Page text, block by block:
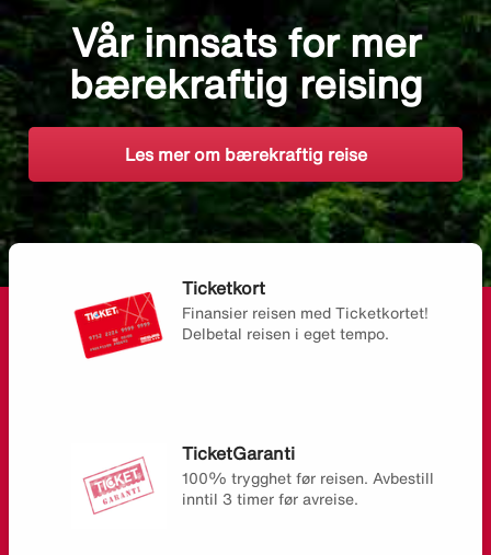
Vår innsats for mer
bærekraftig reising
Les mer om bærekraftig reise
Ticketkort
Finansier reisen med Ticketkortet!
Delbetal reisen i eget tempo.
TicketGaranti
100% trygghet før reisen. Avbestill
inntil 3 timer før avreise.